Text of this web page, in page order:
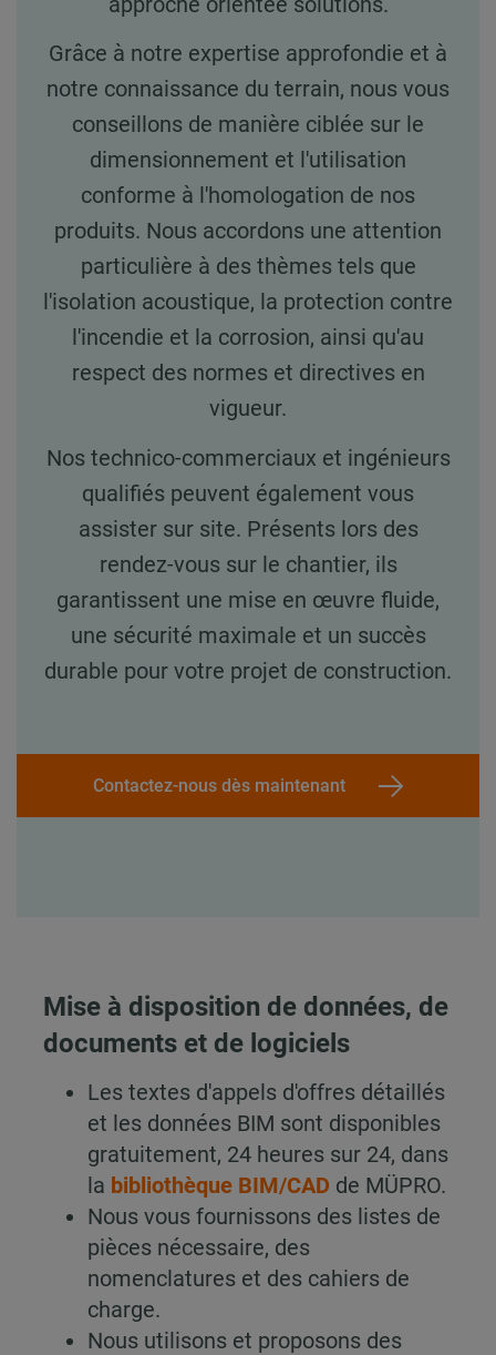
Grâce à notre expertise approfondie et à
notre connaissance du terrain, nous vous
conseillons de manière ciblée sur le
dimensionnement et l'utilisation
conforme à l'homologation de nos
produits. Nous accordons une attention
particulière à des thèmes tels que
l'isolation acoustique, la protection contre
l'incendie et la corrosion, ainsi qu'au
respect des normes et directives en
vigueur.
Nos technico-commerciaux et ingénieurs
qualifiés peuvent également vous
assister sur site. Présents lors des
rendez-vous sur le chantier, ils
garantissent une mise en œuvre fluide,
une sécurité maximale et un succès
durable pour votre projet de construction.
Contactez-nous dès maintenant
Mise à disposition de données, de
documents et de logiciels
Les textes d'appels d'offres détaillés
et les données BIM sont disponibles
gratuitement, 24 heures sur 24, dans
la bibliothèque BIM/CAD de MÜPRO.
Nous vous fournissons des listes de
pièces nécessaire, des
nomenclatures et des cahiers de
charge.
Nous utilisons et proposons des